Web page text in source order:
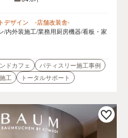
デザイン -店舗改装舎-
/内外装施工/業務用厨房機器/看板・家
ドカフェ
パティスリー施工事例
工 トータルサポート